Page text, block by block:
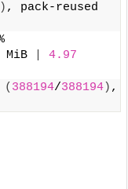
)
MiB
4.97
( 388194/388194) ,